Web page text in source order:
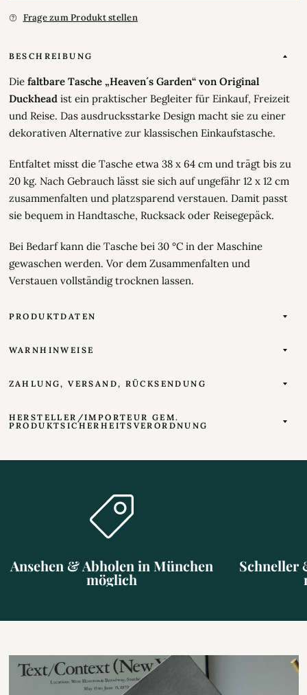
Frage zum Produkt stellen
BESCHREIBUNG
Die faltbare Tasche „Heaven´s Garden“ von Original
Duckheadist ein praktischer Begleiter für Einkauf, Freizeit
und Reise. Das ausdrucksstarke Design macht sie zu einer
dekorativen Alternative zur klassischen Einkaufstasche.
Entfaltet misst die Tasche etwa 38 x 64 cm und trägt bis zu
20 kg. Nach Gebrauch lässt sie sich auf ungefähr 12 x 12 cm
zusammenfalten und platzsparend verstauen. Damit passt
sie bequem in Handtasche, Rucksack oder Reisegepäck.
Bei Bedarf kann die Tasche bei 30 °C in der Maschine
gewaschen werden. Vor dem Zusammenfalten und
Verstauen vollständig trocknen lassen.
PRODUKTDATEN
WARNHINWEISE
ZAHLUNG, VERSAND, RÜCKSENDUNG
HERSTELLER/IMPORTEUR GEM.
PRODUKTSICHERHEITSVERORDNUNG
Ansehen & Abholen in München
möglich
Schneller